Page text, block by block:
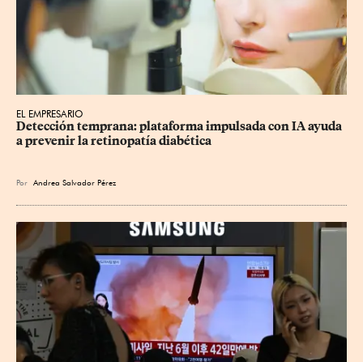
EL EMPRESARIO
Detección temprana: plataforma impulsada con IA ayuda
a prevenir la retinopatía diabética
Por Andrea Salvador Pérez